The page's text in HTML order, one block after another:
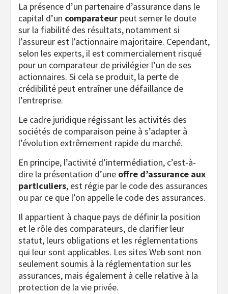
La présence d’un partenaire d’assurance dans le
capital d’un comparateur peut semer le doute
sur la fiabilité des résultats, notamment si
l’assureur est l’actionnaire majoritaire. Cependant,
selon les experts, il est commercialement risqué
pour un comparateur de privilégier l’un de ses
actionnaires. Si cela se produit, la perte de
crédibilité peut entraîner une défaillance de
l’entreprise.
Le cadre juridique régissant les activités des
sociétés de comparaison peine à s’adapter à
l’évolution extrêmement rapide du marché.
En principe, l’activité d’intermédiation, c’est-à-
dire la présentation d’une offre d’assurance aux
particuliers, est régie par le code des assurances
ou par ce que l’on appelle le code des assurances.
Il appartient à chaque pays de définir la position
et le rôle des comparateurs, de clarifier leur
statut, leurs obligations et les réglementations
qui leur sont applicables. Les sites Web sont non
seulement soumis à la réglementation sur les
assurances, mais également à celle relative à la
protection de la vie privée.